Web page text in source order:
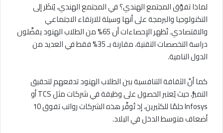
لماذا تفوَّق المجتمع الهندي؟ في المجتمع الهندي، يُنظَر إلى
التكنولوجيا والبرمجة على أنها وسيلة للارتقاء الاجتماعي
والاقتصادي. تُظهر الإحصاءات أن 65% من الطلاب الهنود يفضِّلون
دراسة التخصصات التقنية، مقارنة بـ 35% فقط في العديد من
الدول النامية.
كما أنَّ الثقافة التنافسية بين الطلاب الهنود تدفعهم لتحقيق
التميُّز، حيث يُعتبر الحصول على وظيفة في شركات مثل TCS أو
Infosys حلمًا للكثيرين، إذ تُوفِّر هذه الشركات رواتب تفوق 10
أضعاف متوسط الدخل في البلاد.